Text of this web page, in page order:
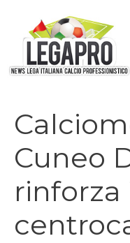
contenuto
Cuneo
rinforza